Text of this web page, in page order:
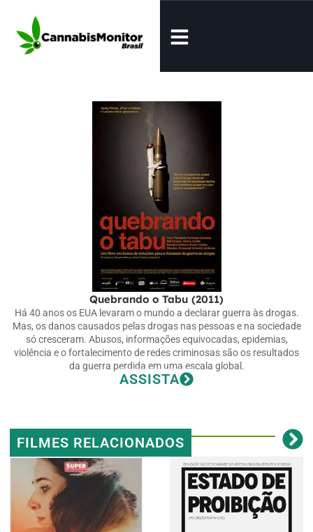
Quebrando o Tabu (2011)
Há 40 anos os EUA levaram o mundo a declarar guerra às drogas.
Mas, os danos causados pelas drogas nas pessoas e na sociedade
só cresceram. Abusos, informações equivocadas, epidemias,
violência e o fortalecimento de redes criminosas são os resultados
da guerra perdida em uma escala global.
ASSISTA
FILMES RELACIONADOS